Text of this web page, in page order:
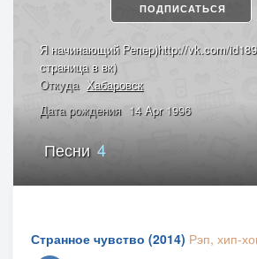
ПОДПИСАТЬСЯ
Я начинающий Репер)http://vk.com/
страница в вк)
Откуда Хабаровск
Дата рождения 14 Apr 1996
Песни 4
Странное чувство (2014) Рэп, хип-